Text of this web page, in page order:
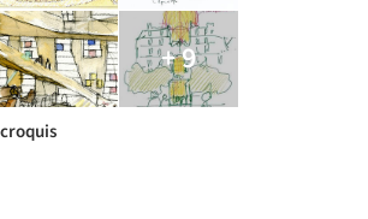
+ 9
croquis